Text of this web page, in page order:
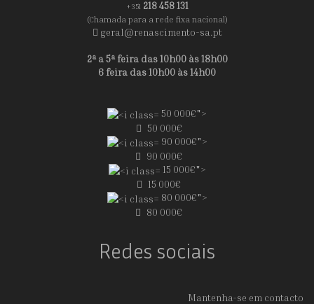
+351 218 458 131
(Chamada para a rede fixa nacional)
geral@renascimento-sa.pt
2ª a 5ª feira das 10h00 às 18h00
6 feira das 10h00 às 14h00
50 000€">
50 000€
90 000€">
90 000€
15 000€">
15 000€
80 000€">
80 000€
Redes sociais
Mantenha-se em contacto